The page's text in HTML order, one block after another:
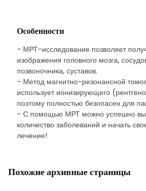
Особенности
- МРТ-исследование позволяет
изображения головного мозга,
позвоночника, суставов.
- Метод магнитно-резонансной
использует ионизирующего
поэтому полностью безопасен для
- С помощью МРТ можно успешно
количество заболеваний и начать
лечение!
Похожие архивные страницы